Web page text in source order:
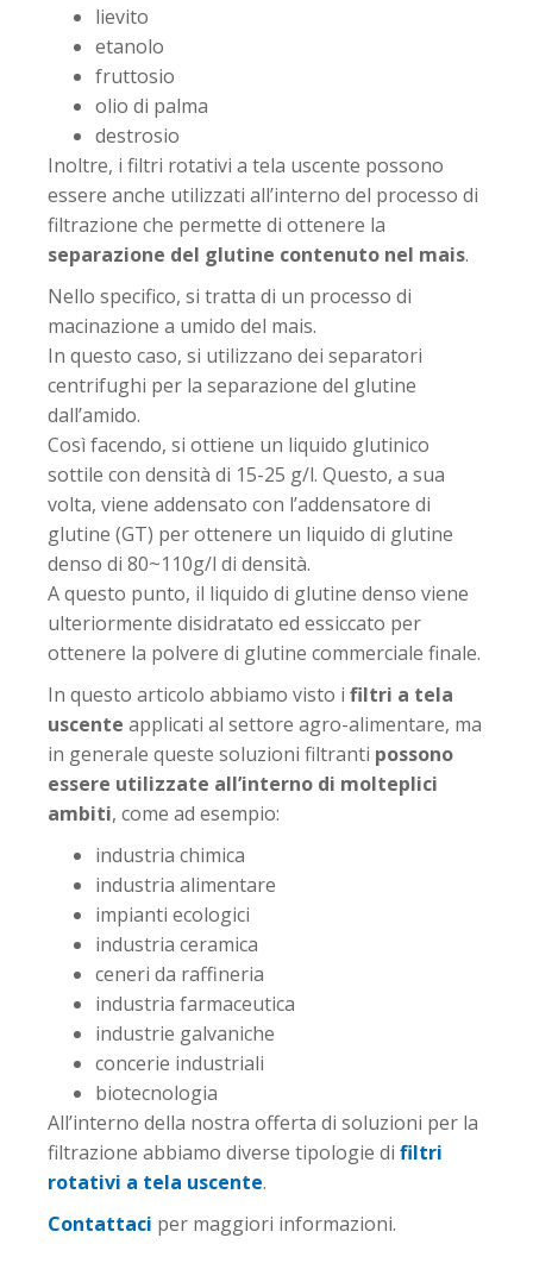
lievito
etanolo
fruttosio
olio di palma
destrosio
Inoltre, i filtri rotativi a tela uscente possono
essere anche utilizzati all’interno del processo di
filtrazione che permette di ottenere la
separazione del glutine contenuto nel mais.
Nello specifico, si tratta di un processo di
macinazione a umido del mais.
In questo caso, si utilizzano dei separatori
centrifughi per la separazione del glutine
dall’amido.
Così facendo, si ottiene un liquido glutinico
sottile con densità di 15-25 g/l. Questo, a sua
volta, viene addensato con l’addensatore di
glutine (GT) per ottenere un liquido di glutine
denso di 80~110g/l di densità.
A questo punto, il liquido di glutine denso viene
ulteriormente disidratato ed essiccato per
ottenere la polvere di glutine commerciale finale.
In questo articolo abbiamo visto i filtri a tela
uscente applicati al settore agro-alimentare, ma
in generale queste soluzioni filtranti possono
essere utilizzate all’interno di molteplici
ambiti, come ad esempio:
industria chimica
industria alimentare
impianti ecologici
industria ceramica
ceneri da raffineria
industria farmaceutica
industrie galvaniche
concerie industriali
biotecnologia
All’interno della nostra offerta di soluzioni per la
filtrazione abbiamo diverse tipologie di filtri
rotativi a tela uscente.
Contattaci per maggiori informazioni.